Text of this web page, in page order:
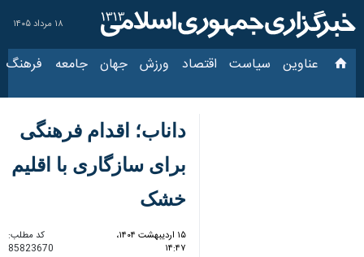
۱۸ مرداد ۱۴۰۵
عناوین‌ سیاست اقتصاد ورزش جهان جامعه فرهنگ
داناب؛ اقدام فرهنگی
برای سازگاری با اقلیم
خشک
۱۵ اردیبهشت ۱۴۰۴،
۱۴:۴۷
کد مطلب:
85823670